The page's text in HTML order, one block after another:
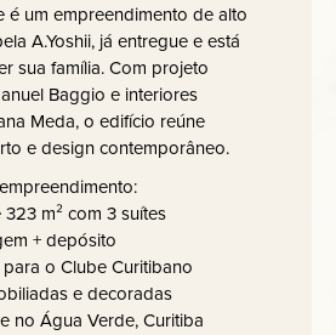
é um empreendimento de alto
A.Yoshii, já entregue e está
sua família. Com projeto
Baggio e interiores
Meda, o edifício reúne
e design contemporâneo.
m² com 3 suítes
+ depósito
o Clube Curitibano
e decoradas
no Água Verde, Curitiba